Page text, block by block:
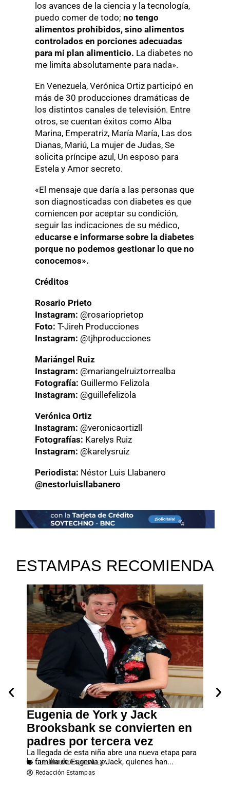
los avances de la ciencia y la tecnología,
puedo comer de todo; no tengo
alimentos prohibidos, sino alimentos
controlados en porciones adecuadas
para mi plan alimenticio. La diabetes no
me limita absolutamente para nada».
En Venezuela, Verónica Ortiz participó en
más de 30 producciones dramáticas de
los distintos canales de televisión. Entre
otros, se cuentan éxitos como Alba
Marina, Emperatriz, María María, Las dos
Dianas, Mariú, La mujer de Judas, Se
solicita príncipe azul, Un esposo para
Estela y Amor secreto.
«El mensaje que daría a las personas que
son diagnosticadas con diabetes es que
comiencen por aceptar su condición,
seguir las indicaciones de su médico,
educarse e informarse sobre la diabetes
porque no podemos gestionar lo que no
conocemos».
Créditos
Rosario Prieto
Instagram: @rosarioprietop
Foto: T-Jireh Producciones
Instagram: @tjhproducciones
Mariángel Ruiz
Instagram: @mariangelruiztorrealba
Fotografía: Guillermo Felizola
Instagram: @guillefelizola
Verónica Ortiz
Instagram: @veronicaortizll
Fotografías: Karelys Ruiz
Instagram: @karelysruiz
Periodista: Néstor Luis Llabanero
@nestorluisllabanero
ESTAMPAS RECOMIENDA
Eugenia de York y Jack
Brooksbank se convierten en
padres por tercera vez
La llegada de esta niña abre una nueva etapa para
la familia de Eugenia y Jack, quienes han...
CELEBRIDADES,REALEZA
Redacción Estampas